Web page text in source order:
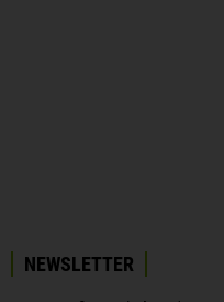
NEWSLETTER